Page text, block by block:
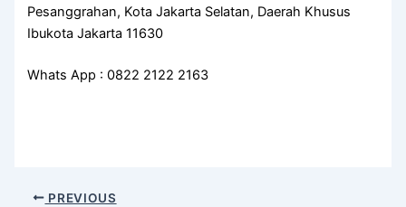
Pesanggrahan, Kota Jakarta Selatan, Daerah Khusus
Ibukota Jakarta 11630
Whats App : 0822 2122 2163
PREVIOUS